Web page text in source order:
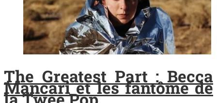
The Greatest Part : Becca
Mancari et les fantôme de